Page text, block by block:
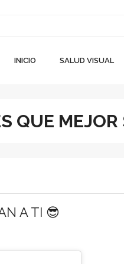
INICIO SALUD VISUAL
QUE MEJOR
A TI 😎